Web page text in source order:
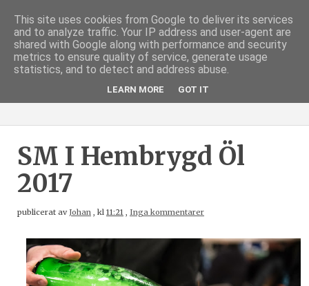
SM I Hembrygd Öl
2017
publicerat avJohan , kl 11:21 , Inga kommentarer
This site uses cookies from Google to deliver its services
and to analyze traffic. Your IP address and user-agent are
shared with Google along with performance and security
metrics to ensure quality of service, generate usage
statistics, and to detect and address abuse.
LEARN MORE GOT IT